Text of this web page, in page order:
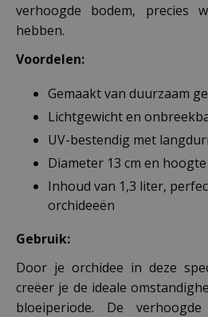
verhoogde bodem, precies
hebben.
Voordelen:
Gemaakt van duurzaam
Lichtgewicht en
UV-bestendig met
Diameter 13 cm en hoogte
Inhoud van 1,3 liter,
orchideeën
Gebruik:
Door je orchidee in deze
creëer je de ideale
bloeiperiode. De